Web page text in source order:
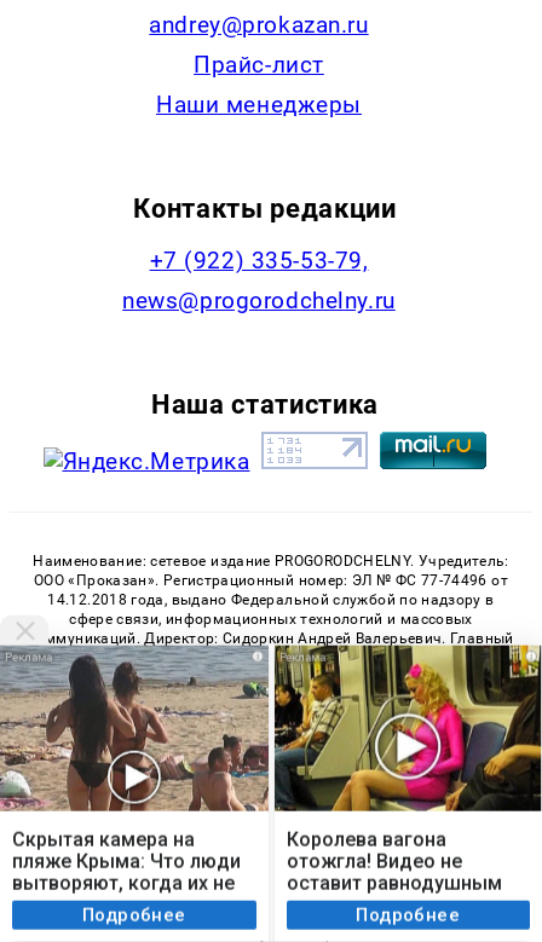
andrey@prokazan.ru
Прайс-лист
Наши менеджеры
Контакты редакции
+7 (922) 335-53-79,
news@progorodchelny.ru
Наша статистика
Наименование: сетевое издание PROGORODCHELNY. Учредитель:
ООО «Проказан». Регистрационный номер: ЭЛ № ФС 77-74496 от
14.12.2018 года, выдано Федеральной службой по надзору в
сфере связи, информационных технологий и массовых
коммуникаций. Директор: Сидоркин Андрей Валерьевич. Главный
редактор: Шарова Анастасия Александровна. Телефон редакции:
+7 (922) 335-53-79, E-mail: news@progorodchelny.ru
«На информационном ресурсе применяются рекомендательные
технологии (информационные технологии предоставления
информации на основе сбора, систематизации и анализа
сведений, относящихся к предпочтениям пользователей сети
«Интернет», находящихся на территории Российской
Федерации)». Правила применения рекомендательных
технологий в виджетах рекламно-обменной сети«СМИ2» (PDF)
«Sparrow» (PDF)
© 2026 «PROGorodChelny» | Все права защищены
Мы используем cookie. Во время посещения сайта
вы соглашаетесь с тем, что мы обрабатываем
ваши персональные данные с использованием
метрик Яндекс Метрика, top.mail.ru, LiveInternet.
Я согласен
i
Скрытая камера на
пляже Крыма: Что люди
вытворяют, когда их не
видят...Подробнее
i
Королева вагона
отожгла! Видео не
оставит равнодушным
Подробнее